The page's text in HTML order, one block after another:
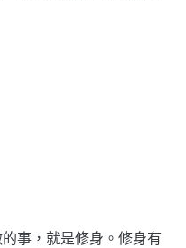
事，就是修身。修身有